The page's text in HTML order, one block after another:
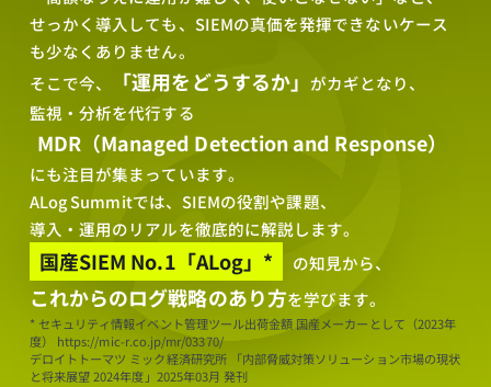
ぶ、
難
解
な
SIEM
の
攻
略
法
せっかく導入しても、SIEMの真価を発揮できないケース
も少なくありません。
そこで今、
「運用をどうするか」 がカギとなり、
監視・分析を代行する
MDR（Managed Detection and Response）
にも注目が集まっています。
ALog Summitでは、SIEMの役割や課題、
導入・運用のリアルを徹底的に解説します。
国産SIEM No.1「ALog」* の知見から、
これからのログ戦略のあり方を学びます。
* セキュリティ情報イベント管理ツール出荷金額 国産メーカーとして（2023年
度） https://mic-r.co.jp/mr/03370/
デロイトトーマツ ミック経済研究所 「内部脅威対策ソリューション市場の現状
と将来展望 2024年度」2025年03月 発刊